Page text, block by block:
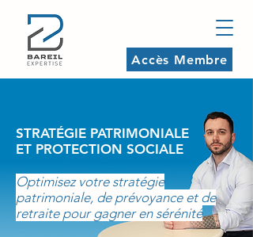
Accès Membre
STRATÉGIE PATRIMONIALE
ET PROTECTION SOCIALE
Optimisez votre stratégie
patrimoniale, de prévoyance et de
retraite pour gagner en sérénité